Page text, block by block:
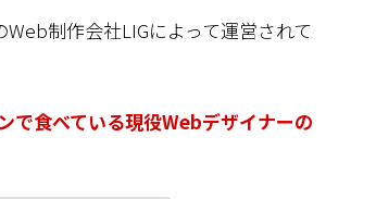
制作会社LIGによって運営されて
で食べている現役Webデザイナーの